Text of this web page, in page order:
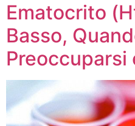
Ematocrito
Basso,
Preoccuparsi